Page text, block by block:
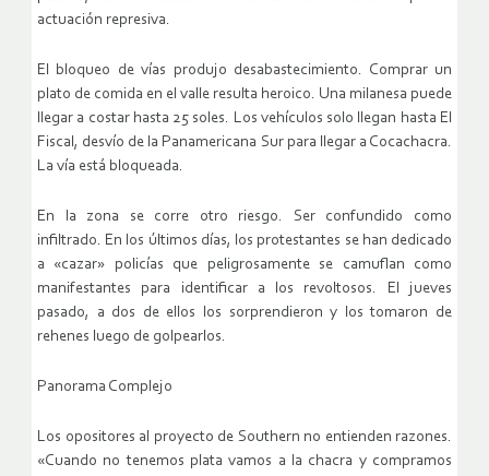
actuación represiva.
El bloqueo de vías produjo desabastecimiento. Comprar un
plato de comida en el valle resulta heroico. Una milanesa puede
llegar a costar hasta 25 soles. Los vehículos solo llegan hasta El
Fiscal, desvío de la Panamericana Sur para llegar a Cocachacra.
La vía está bloqueada.
En la zona se corre otro riesgo. Ser confundido como
infiltrado. En los últimos días, los protestantes se han dedicado
a «cazar» policías que peligrosamente se camuflan como
manifestantes para identificar a los revoltosos. El jueves
pasado, a dos de ellos los sorprendieron y los tomaron de
rehenes luego de golpearlos.
Panorama Complejo
Los opositores al proyecto de Southern no entienden razones.
«Cuando no tenemos plata vamos a la chacra y compramos